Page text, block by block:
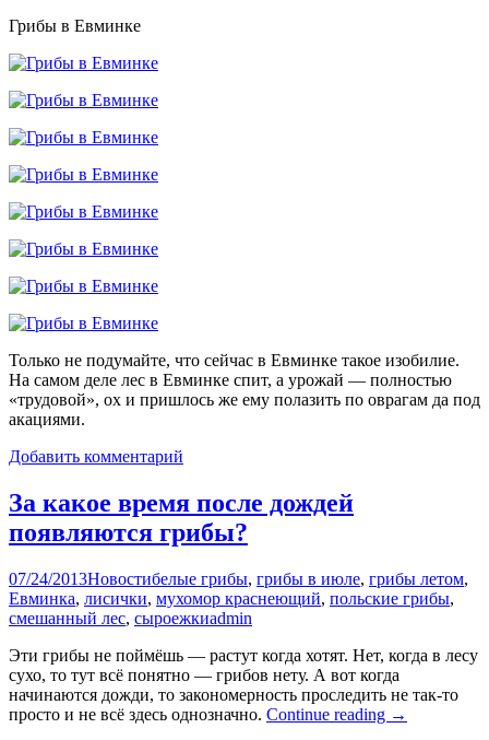
Грибы в Евминке
Только не подумайте, что сейчас в Евминке такое изобилие.
На самом деле лес в Евминке спит, а урожай — полностью
«трудовой», ох и пришлось же ему полазить по оврагам да под
акациями.
Добавить комментарий
За какое время после дождей
появляются грибы?
07/24/2013Новостибелые грибы, грибы в июле, грибы летом,
Евминка, лисички, мухомор краснеющий, польские грибы,
смешанный лес, сыроежкиadmin
Эти грибы не поймёшь — растут когда хотят. Нет, когда в лесу
сухо, то тут всё понятно — грибов нету. А вот когда
начинаются дожди, то закономерность проследить не так-то
просто и не всё здесь однозначно. Continue reading →